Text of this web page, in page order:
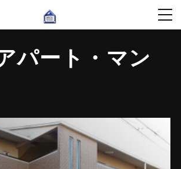
ート・マン